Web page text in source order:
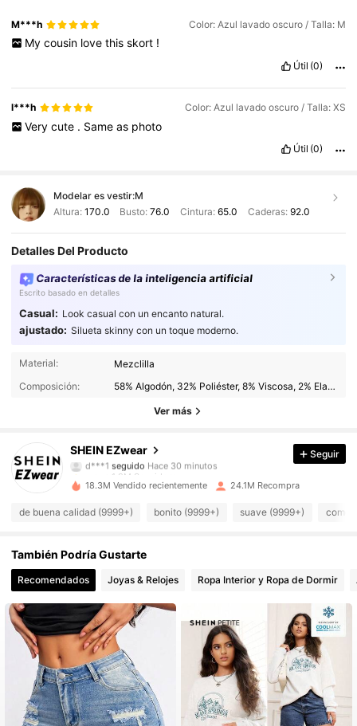
M***h Color: Azul lavado oscuro / Talla: M
My cousin love this skort !
Útil (0)
l***h Color: Azul lavado oscuro / Talla: XS
Very cute . Same as photo
Útil (0)
Modelar es vestir:M
Altura: 170.0 Busto:76.0 Cintura: 65.0 Caderas: 92.0
Detalles Del Producto
Características de la inteligencia artificial
Escrito basado en detalles
Casual: Look casual con un encanto natural.
ajustado: Silueta skinny con un toque moderno.
Material:
Mezclilla
Composición:
58% Algodón, 32% Poliéster, 8% Viscosa, 2% Elastano
Ver más
SHEIN EZwear
1.9M Seguidores
4.91 1.9M Seguidores
4.91
4.91 1.9M Seguidores
4.91 1.9M Seguidores
4.91 1.9M Seguidores
4.91 1.9M Seguidores
Seguir
18.3M Vendido recientemente 24.1M Recompra
de buena calidad (9999+) bonito (9999+) suave (9999+) como
También Podría Gustarte
Recomendados Joyas & Relojes Ropa Interior y Ropa de Dormir